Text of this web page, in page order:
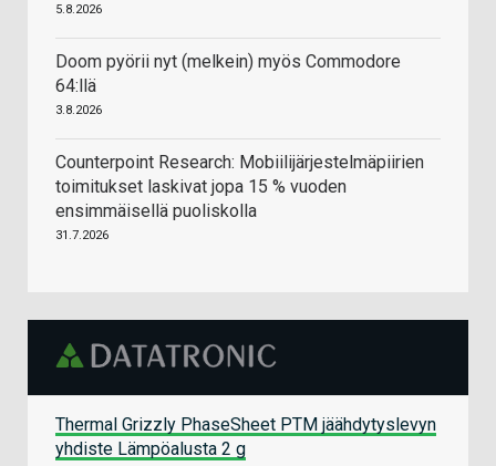
5.8.2026
Doom pyörii nyt (melkein) myös Commodore
64:llä
3.8.2026
Counterpoint Research: Mobiilijärjestelmäpiirien
toimitukset laskivat jopa 15 % vuoden
ensimmäisellä puoliskolla
31.7.2026
Thermal Grizzly PhaseSheet PTM jäähdytyslevyn
yhdiste Lämpöalusta 2 g